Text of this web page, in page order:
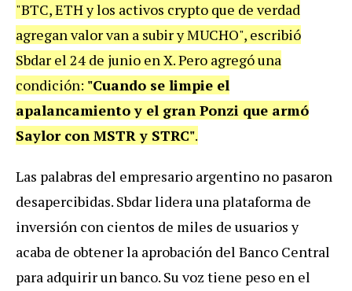
"BTC, ETH y los activos crypto que de verdad
agregan valor van a subir y MUCHO", escribió
Sbdar el 24 de junio en X. Pero agregó una
condición: "Cuando se limpie el
apalancamiento y el gran Ponzi que armó
Saylor con MSTR y STRC".
Las palabras del empresario argentino no pasaron
desapercibidas. Sbdar lidera una plataforma de
inversión con cientos de miles de usuarios y
acaba de obtener la aprobación del Banco Central
para adquirir un banco. Su voz tiene peso en el